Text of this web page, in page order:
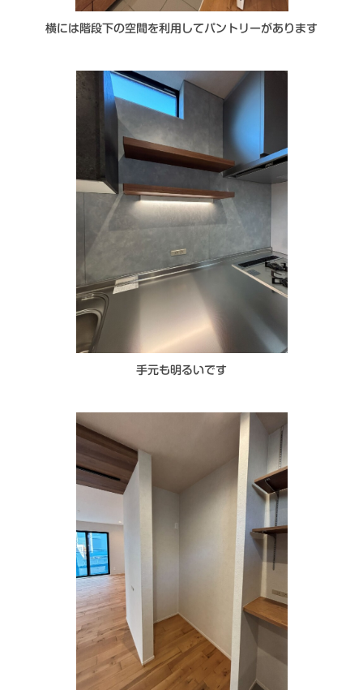
横には階段下の空間を利用してパントリーがあります
手元も明るいです